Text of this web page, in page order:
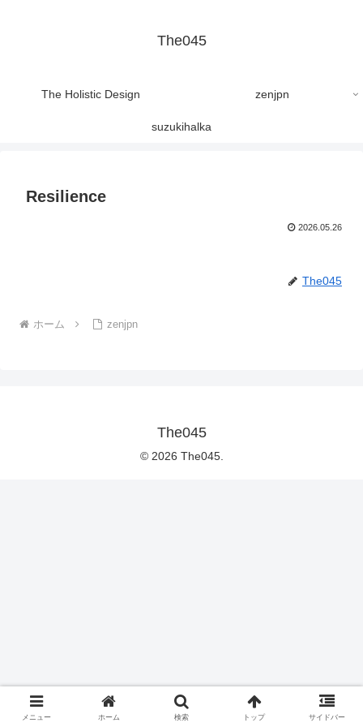
The045
The Holistic Design zenjpn
suzukihalka
Resilience
2026.05.26
The045
ホーム zenjpn
The045
© 2026 The045.
メニュー ホーム 検索 トップ サイドバー